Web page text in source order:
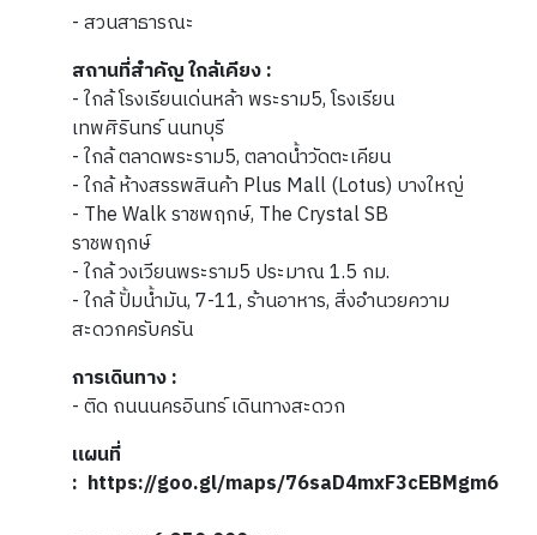
- สวนสาธารณะ
สถานที่สำคัญ ใกล้เคียง :
- ใกล้ โรงเรียนเด่นหล้า พระราม5, โรงเรียน
เทพศิรินทร์ นนทบุรี
- ใกล้ ตลาดพระราม5, ตลาดน้ำวัดตะเคียน
- ใกล้ ห้างสรรพสินค้า Plus Mall (Lotus) บางใหญ่
- The Walk ราชพฤกษ์, The Crystal SB
ราชพฤกษ์
- ใกล้ วงเวียนพระราม5 ประมาณ 1.5 กม.
- ใกล้ ปั้มน้ำมัน, 7-11, ร้านอาหาร, สิ่งอำนวยความ
สะดวกครับครัน
การเดินทาง :
- ติด ถนนนครอินทร์ เดินทางสะดวก
แผนที่
: https://goo.gl/maps/76saD4mxF3cEBMgm6